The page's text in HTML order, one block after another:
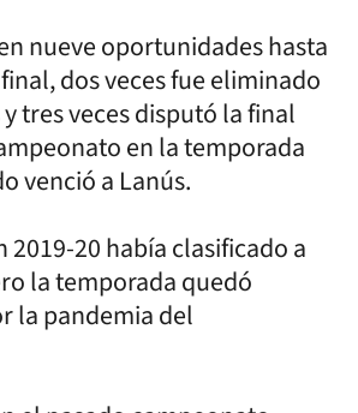
nueve oportunidades hasta
dos veces fue eliminado
tres veces disputó la final
en la temporada
venció a Lanús.
2019-20 había clasificado a
la temporada quedó
la pandemia del